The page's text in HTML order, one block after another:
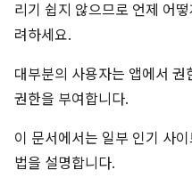
리기 쉽지 않으므로 언제 어
려하세요.
대부분의 사용자는 앱에서
권한을 부여합니다.
이 문서에서는 일부 인기 사
법을 설명합니다.